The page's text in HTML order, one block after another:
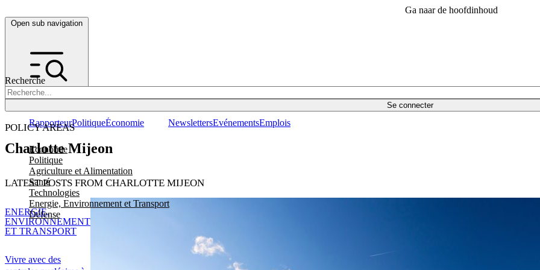
Ga naar de hoofdinhoud
Open sub navigation
Recherche
Se connecter
POLICY AREAS
Economie
Politique
Agriculture et Alimentation
Santé
Technologies
Energie, Environnement et Transport
Défense
RapporteurPolitiqueÉconomie NewslettersEvénementsEmplois
Charlotte Mijeon
LATEST POSTS FROM CHARLOTTE MIJEON
Vivre avec des
ENERGIE,
ENVIRONNEMENT
ET TRANSPORT